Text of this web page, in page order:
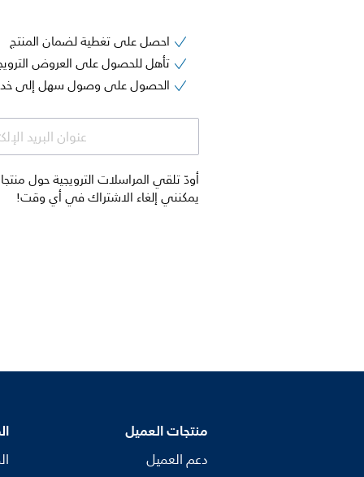
احصل على تغطية لضمان المنتج
تأهل للحصول على العروض
الحصول على وصول سهل إلى
عنوان البريد
يمكنني إلغاء الاشتراك في أي وقت!
منتجات العميل
دعم العميل